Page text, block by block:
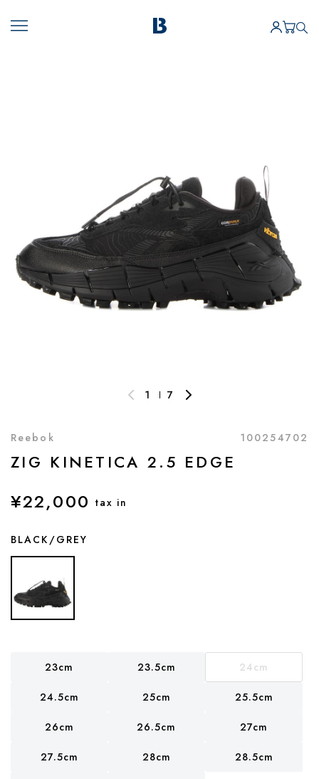
1 7
Reebok 100254702
ZIG KINETICA 2.5 EDGE
¥22,000 tax in
BLACK/GREY
23cm 23.5cm 24cm
24.5cm 25cm 25.5cm
26cm 26.5cm 27cm
27.5cm 28cm 28.5cm